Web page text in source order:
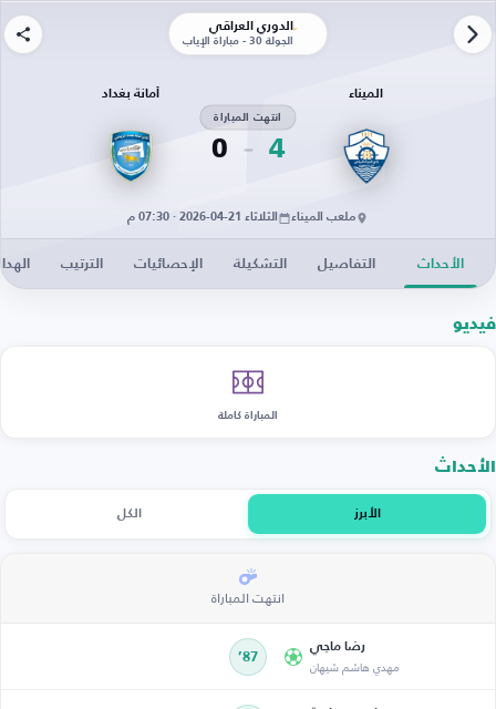
الدوري العراقي
الجولة 30 - مباراة الإياب
الميناء
4
انتهت المباراة
0
أمانة بغداد
ملعب الميناء الثلاثاء 21-04-2026 · 07:30 م
الأحداث التفاصيل التشكيلة الإحصائيات الترتيب
فيديو
المباراة كاملة
الأحداث
الأبرز الكل
انتهت المباراة
رضا ماجي
مهدي هاشم شيهان 87’